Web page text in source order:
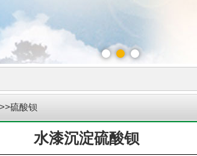
>>硫酸钡
水漆沉淀硫酸钡